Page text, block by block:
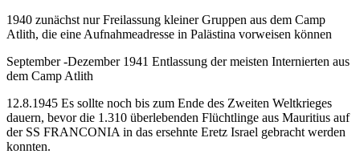
1940 zunächst nur Freilassung kleiner Gruppen aus dem Camp
Atlith, die eine Aufnahmeadresse in Palästina vorweisen können
September -Dezember 1941 Entlassung der meisten Internierten aus
dem Camp Atlith
12.8.1945 Es sollte noch bis zum Ende des Zweiten Weltkrieges
dauern, bevor die 1.310 überlebenden Flüchtlinge aus Mauritius auf
der SS FRANCONIA in das ersehnte Eretz Israel gebracht werden
konnten.